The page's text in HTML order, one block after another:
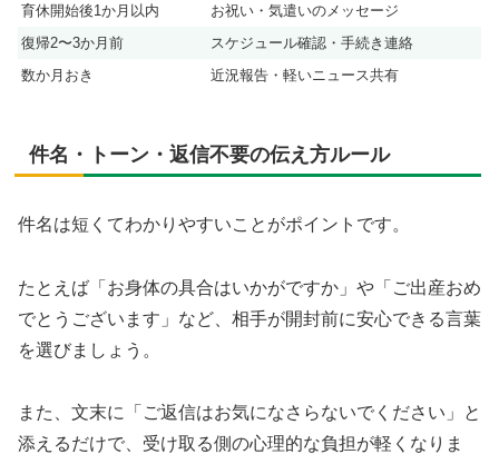
育休開始後1か月以内
お祝い・気遣いのメッセージ
復帰2〜3か月前
スケジュール確認・手続き連絡
数か月おき
近況報告・軽いニュース共有
件名・トーン・返信不要の伝え方ルール
件名は短くてわかりやすいことがポイントです。
たとえば「お身体の具合はいかがですか」や「ご出産おめ
でとうございます」など、相手が開封前に安心できる言葉
を選びましょう。
また、文末に「ご返信はお気になさらないでください」と
添えるだけで、受け取る側の心理的な負担が軽くなりま